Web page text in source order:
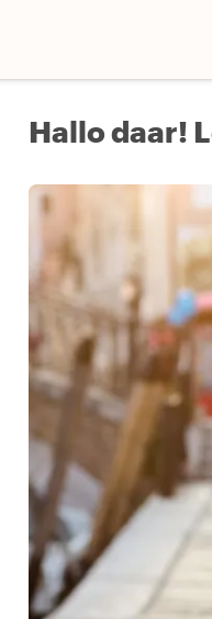
Hallo daar!